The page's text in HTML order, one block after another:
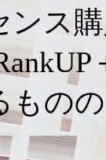
ンス
もの